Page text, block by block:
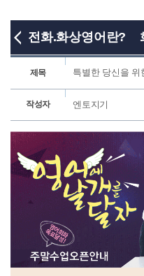
전화.화상영어란?
제목 특별한 당신을 위
작성자 엔토지기